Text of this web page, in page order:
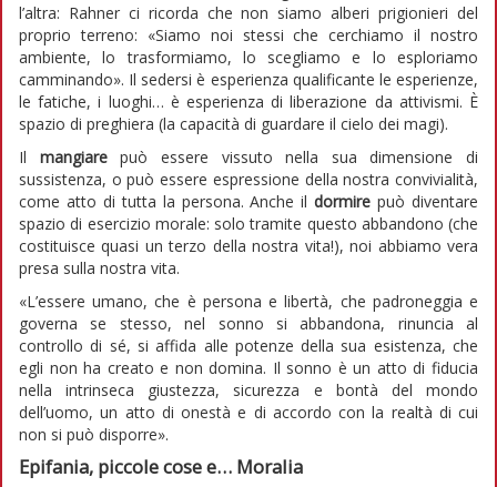
l’altra: Rahner ci ricorda che non siamo alberi prigionieri del
proprio terreno: «Siamo noi stessi che cerchiamo il nostro
ambiente, lo trasformiamo, lo scegliamo e lo esploriamo
camminando». Il sedersi è esperienza qualificante le esperienze,
le fatiche, i luoghi… è esperienza di liberazione da attivismi. È
spazio di preghiera (la capacità di guardare il cielo dei magi).
Il mangiarepuò essere vissuto nella sua dimensione di
sussistenza, o può essere espressione della nostra convivialità,
come atto di tutta la persona. Anche ildormire può diventare
spazio di esercizio morale: solo tramite questo abbandono (che
costituisce quasi un terzo della nostra vita!), noi abbiamo vera
presa sulla nostra vita.
«L’essere umano, che è persona e libertà, che padroneggia e
governa se stesso, nel sonno si abbandona, rinuncia al
controllo di sé, si affida alle potenze della sua esistenza, che
egli non ha creato e non domina. Il sonno è un atto di fiducia
nella intrinseca giustezza, sicurezza e bontà del mondo
dell’uomo, un atto di onestà e di accordo con la realtà di cui
non si può disporre».
Epifania, piccole cose e… Moralia